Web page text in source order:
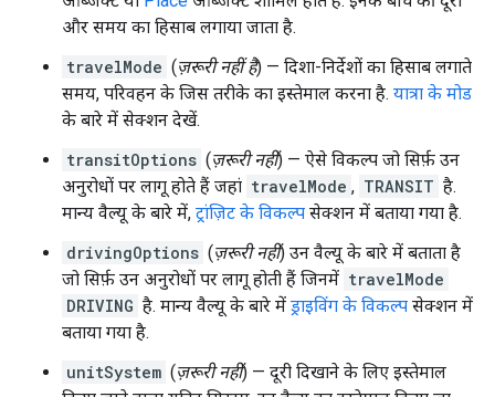
और समय का हिसाब लगाया जाता है.
travelMode (ज़रूरी नहीं है) — दिशा-निर्देशों का हिसाब लगाते
समय, परिवहन के जिस तरीके का इस्तेमाल करना है. यात्रा के मोड
के बारे में सेक्शन देखें.
transitOptions (ज़रूरी नहीं) — ऐसे विकल्प जो सिर्फ़ उन
अनुरोधों पर लागू होते हैं जहां travelMode , TRANSIT है.
मान्य वैल्यू के बारे में, ट्रांज़िट के विकल्प सेक्शन में बताया गया है.
drivingOptions (ज़रूरी नहीं) उन वैल्यू के बारे में बताता है
जो सिर्फ़ उन अनुरोधों पर लागू होती हैं जिनमें travelMode
DRIVING है. मान्य वैल्यू के बारे में ड्राइविंग के विकल्प सेक्शन में
बताया गया है.
unitSystem (ज़रूरी नहीं) — दूरी दिखाने के लिए इस्तेमाल